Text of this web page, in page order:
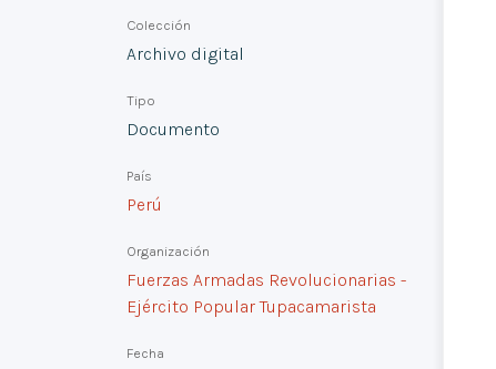
Colección
Archivo digital
Tipo
Documento
País
Perú
Organización
Fuerzas Armadas Revolucionarias -
Ejército Popular Tupacamarista
Fecha